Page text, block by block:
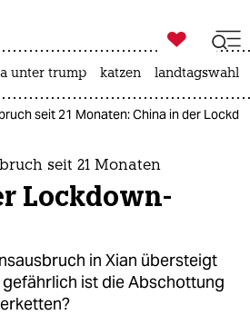
taz zahl ich
ich

taz zahl ich
unter trump katzen landtagswahl
seit 21 Monaten: China in der
seit 21 Monaten
Lockdown-
in Xian übersteigt
ist die Abschottung